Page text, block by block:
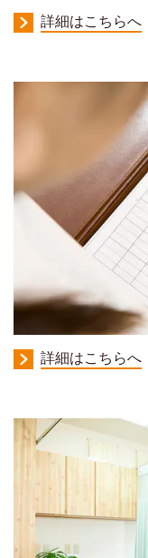
詳細はこちらへ
詳細はこちらへ